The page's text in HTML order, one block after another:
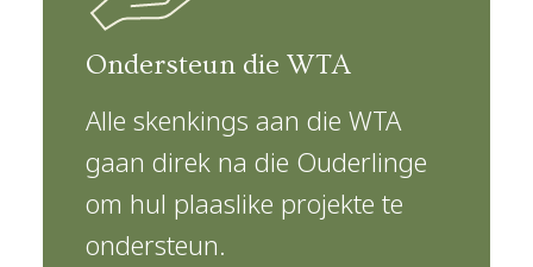
Ondersteun die WTA
Alle skenkings aan die WTA
gaan direk na die Ouderlinge
om hul plaaslike projekte te
ondersteun.